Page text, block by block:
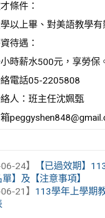
條件：
以上畢、對美語教學有
待遇：
時薪水500元，享勞保
電話05-2205808
人：班主任沈姵甄
24】
【已過效期】
】及【注意事項】
21】 113學年上學期